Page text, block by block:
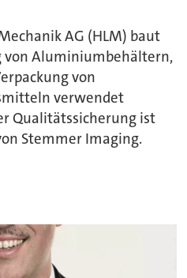
AG (HLM) baut
von Aluminiumbehältern,
von
verwendet
Qualitätssicherung ist
Stemmer Imaging.